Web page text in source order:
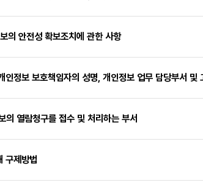
의 안전성 확보조치에 관한 사항
정보 보호책임자의 성명, 개인정보 업무 담당부서 및
의 열람청구를 접수 및 처리하는 부서
구제방법